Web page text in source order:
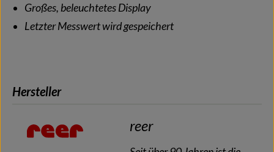
Großes, beleuchtetes Display
Letzter Messwert wird gespeichert
Hersteller
reer